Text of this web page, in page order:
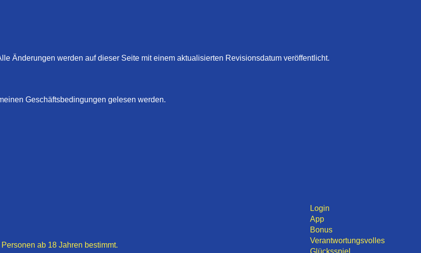
Änderungen werden auf dieser Seite mit einem aktualisierten Revisionsdatum veröffentlicht.
Geschäftsbedingungen gelesen werden.
ab 18 Jahren bestimmt.
Login
App
Bonus
Verantwortungsvolles
Glücksspiel